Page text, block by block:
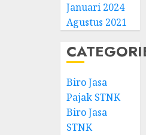
Januari 2024
Agustus 2021
Biro Jasa
Pajak STNK
Biro Jasa
STNK